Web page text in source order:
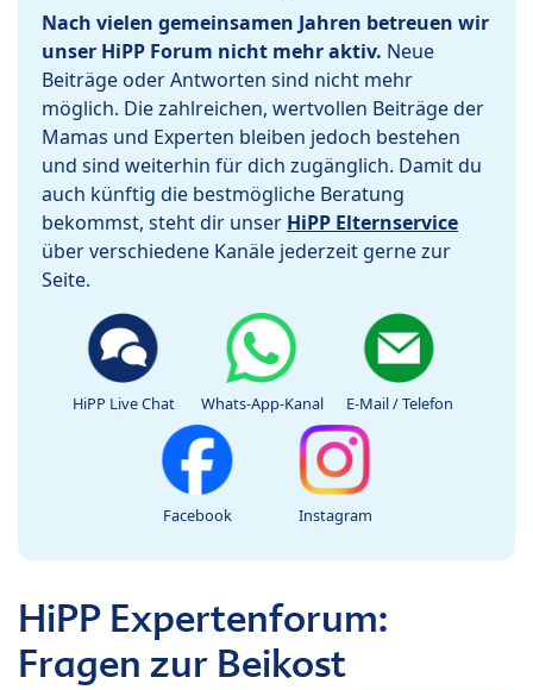
Nach vielen gemeinsamen Jahren betreuen wir
unser HiPP Forum nicht mehr aktiv. Neue
Beiträge oder Antworten sind nicht mehr
möglich. Die zahlreichen, wertvollen Beiträge der
Mamas und Experten bleiben jedoch bestehen
und sind weiterhin für dich zugänglich. Damit du
auch künftig die bestmögliche Beratung
bekommst, steht dir unser HiPP Elternservice
über verschiedene Kanäle jederzeit gerne zur
Seite.
HiPP Live Chat Whats-App-Kanal E-Mail / Telefon
Facebook Instagram
HiPP Expertenforum:
Fragen zur Beikost